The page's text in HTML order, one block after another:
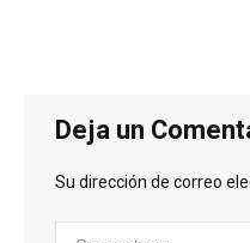
Deja un
Su dirección de correo